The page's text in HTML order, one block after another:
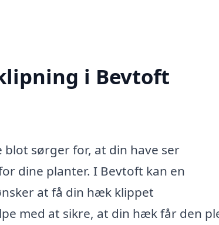
i Bevtoft
sørger for, at din have ser
dine planter. I Bevtoft kan en
at få din hæk klippet
med at sikre, at din hæk får den